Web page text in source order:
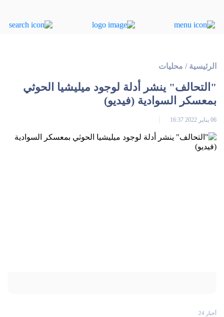
الرئيسية / محليات
"التحالف" ينشر أدلة لوجود ميليشيا الحوثي
بمعسكر السوادية (فيديو)
06 يناير 2022 16:37
أخبار 24